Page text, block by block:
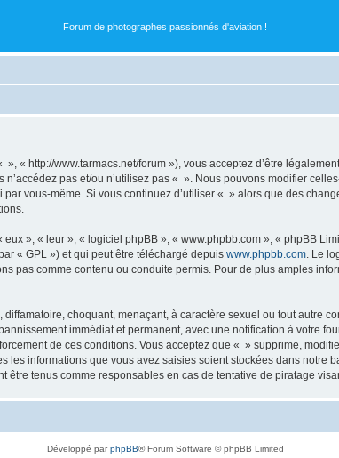
Forum de photographes passionnés d'aviation !
« http://www.tarmacs.net/forum »), vous acceptez d’être
pas et/ou n’utilisez pas « ». Nous pouvons modifier
vous-même. Si vous continuez d’utiliser « » alors que des
», « leur », « logiciel phpBB », « www.phpbb.com », « phpBB
« GPL ») et qui peut être téléchargé depuis www.phpbb.com . Le
pas comme contenu ou conduite permis. Pour de plus amples
choquant, menaçant, à caractère sexuel ou tout autre
immédiat et permanent, avec une notification à votre
de ces conditions. Vous acceptez que « » supprime,
les informations que vous avez saisies soient stockées dans notre
tenus comme responsables en cas de tentative de piratage
Développé parphpBB® Forum Software © phpBB Limited